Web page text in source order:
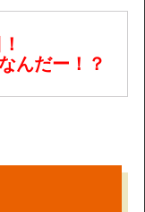
んだー！？